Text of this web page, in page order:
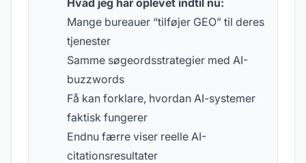
Hvad jeg har oplevet indtil nu:
Mange bureauer “tilføjer GEO” til deres
tjenester
Samme søgeordsstrategier med AI-
buzzwords
Få kan forklare, hvordan AI-systemer
faktisk fungerer
Endnu færre viser reelle AI-
citationsresultater